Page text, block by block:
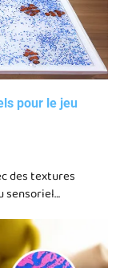
pour le jeu
des textures
sensoriel
du